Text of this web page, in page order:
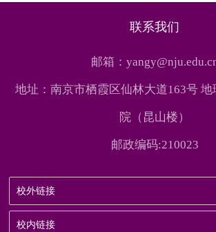
联系我们
邮箱：
地址：南京市栖霞区仙林大道163号
院（昆山楼）
邮政编码:210023
校外链接
校内链接